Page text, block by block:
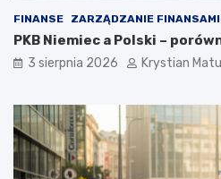
FINANSE ZARZĄDZANIE FINANSAMI
PKB Niemiec a Polski –
3 sierpnia 2026 Krystian